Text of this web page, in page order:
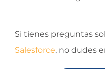
Si tienes preguntas
Salesforce, no dudes